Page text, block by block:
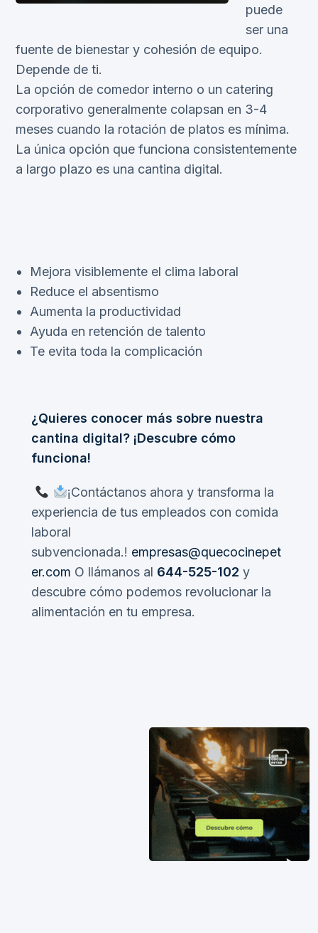
puede
ser una
fuente de bienestar y cohesión de equipo.
Depende de ti.
La opción de comedor interno o un catering
corporativo generalmente colapsan en 3-4
meses cuando la rotación de platos es mínima.
La única opción que funciona consistentemente
a largo plazo es una cantina digital.
Mejora visiblemente el clima laboral
Reduce el absentismo
Aumenta la productividad
Ayuda en retención de talento
Te evita toda la complicación
¿Quieres conocer más sobre nuestra
cantina digital? ¡Descubre cómo
funciona!
¡Contáctanos ahora y transforma la
experiencia de tus empleados con comida
laboral
subvencionada.! empresas@quecocinepet
er.com O llámanos al 644-525-102 y
descubre cómo podemos revolucionar la
alimentación en tu empresa.